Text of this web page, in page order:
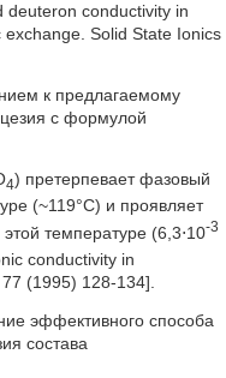
conductivity in
exchange. Solid State Ionics
к предлагаемому
с формулой
4) претерпевает фазовый
(~119°C) и проявляет
температуре (6,3⋅10-3
conductivity in
(1995) 128-134].
эффективного способа
состава